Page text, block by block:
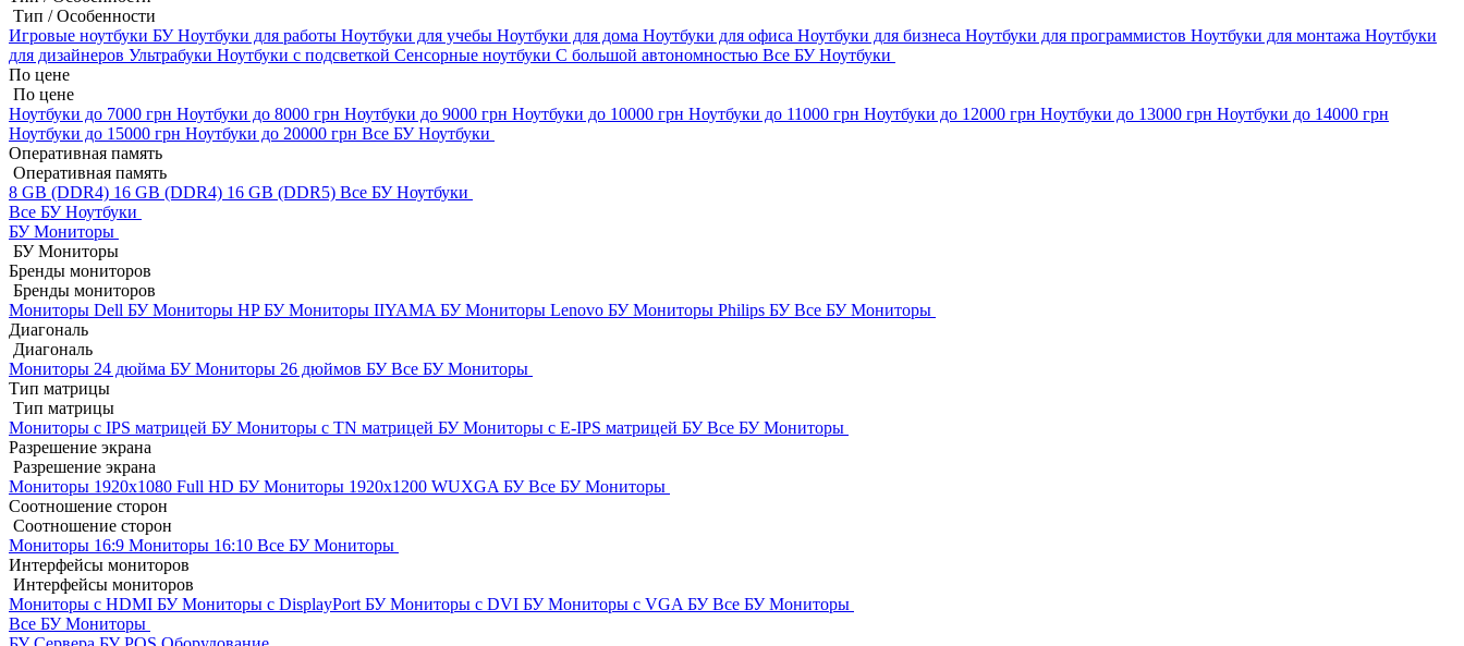
Тип / Особенности
Игровые ноутбуки БУНоутбуки для работы Ноутбуки для учебы Ноутбуки для дома Ноутбуки для офиса Ноутбуки для бизнеса Ноутбуки для программистов Ноутбуки для монтажа Ноутбуки
для дизайнеров Ультрабуки Ноутбуки с подсветкой Сенсорные ноутбуки С большой автономностью Все БУ Ноутбуки
По цене
По цене
Ноутбуки до 7000 грн Ноутбуки до 8000 грн Ноутбуки до 9000 грн Ноутбуки до 10000 грн Ноутбуки до 11000 грн Ноутбуки до 12000 грн Ноутбуки до 13000 грн Ноутбуки до 14000 грн
Ноутбуки до 15000 грн Ноутбуки до 20000 грн Все БУ Ноутбуки
Оперативная память
Оперативная память
8 GB (DDR4) 16 GB (DDR4) 16 GB (DDR5) Все БУ Ноутбуки
Все БУ Ноутбуки
БУ Мониторы
БУ Мониторы
Бренды мониторов
Бренды мониторов
Мониторы Dell БУМониторы HP БУМониторы IIYAMA БУМониторы Lenovo БУМониторы Philips БУВсе БУ Мониторы
Диагональ
Диагональ
Мониторы 24 дюйма БУМониторы 26 дюймов БУВсе БУ Мониторы
Тип матрицы
Тип матрицы
Мониторы с IPS матрицей БУМониторы с TN матрицей БУМониторы с E-IPS матрицей БУВсе БУ Мониторы
Разрешение экрана
Разрешение экрана
Мониторы 1920x1080 Full HD БУМониторы 1920x1200 WUXGA БУВсе БУ Мониторы
Соотношение сторон
Соотношение сторон
Мониторы 16:9 Мониторы 16:10 Все БУ Мониторы
Интерфейсы мониторов
Интерфейсы мониторов
Мониторы с HDMI БУМониторы с DisplayPort БУМониторы с DVI БУМониторы с VGA БУВсе БУ Мониторы
Все БУ Мониторы